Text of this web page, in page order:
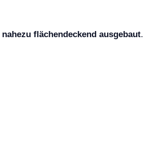
nahezu flächendeckend ausgebaut.